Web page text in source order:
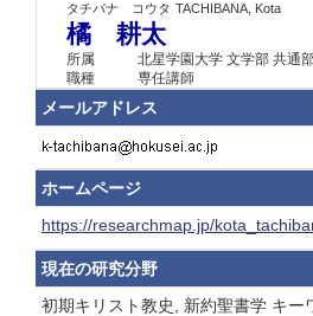
タチバナ コウタ TACHIBANA, Kota
橘 耕太
所属
北星学園大学 文学部 共通
職種
専任講師
メールアドレス
ホームページ
https://researchmap.jp/
現在の研究分野
初期キリスト教史, 新約聖書学 キー